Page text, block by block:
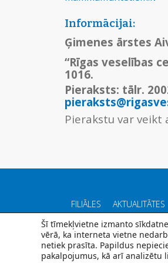
Informācijai:
Ģimenes ārstes
“Rīgas veselības
1016.
Pieraksts: tālr.
Pierakstu var veikt
FILIĀLES AKTUALITĀTES
Šī tīmekļvietne izmanto
vērā, ka interneta vietne
netiek prasīta. Papildus
pakalpojumus, kā arī analizētu